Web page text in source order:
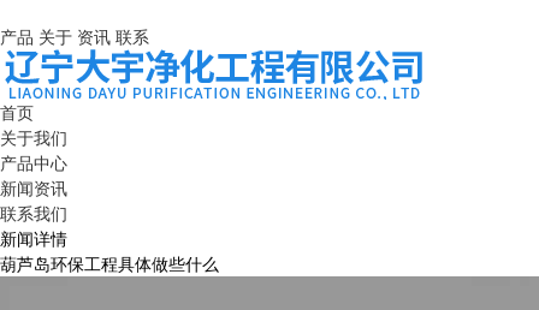
产品 关于 资讯 联系
首页
关于我们
产品中心
新闻资讯
联系我们
新闻详情
葫芦岛环保工程具体做些什么